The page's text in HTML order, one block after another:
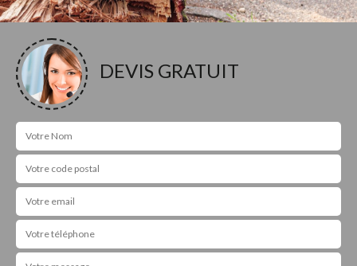
DEVIS GRATUIT